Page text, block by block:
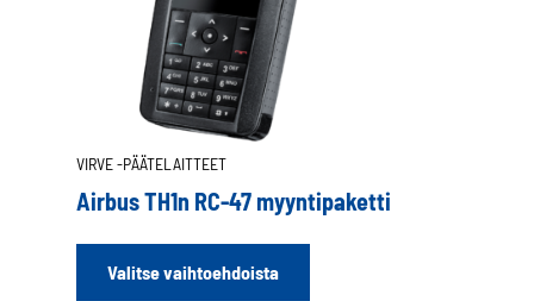
VIRVE -PÄÄTELAITTEET
Airbus TH1n RC-47 myyntipaketti
Valitse vaihtoehdoista